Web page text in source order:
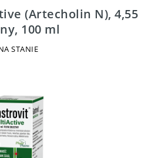
(Artecholin N), 4,55
100 ml
STANIE